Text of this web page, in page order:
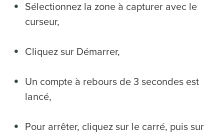
Sélectionnez la zone à capturer avec le
curseur,
Cliquez sur Démarrer,
Un compte à rebours de 3 secondes est
lancé,
Pour arrêter, cliquez sur le carré, puis sur